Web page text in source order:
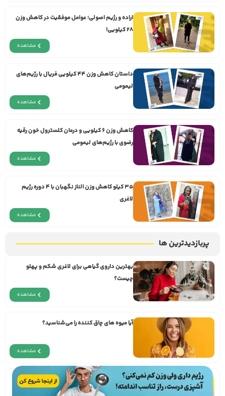
اراده و رژيم اصولی؛ عوامل موفقیت در کاهش وزن
۲۸ کیلویی!
مشاهده
داستان کاهش وزن ۴۴ کیلویی فریال با رژیم‌های
لیمومی
مشاهده
کاهش وزن ۶ کیلویی و درمان کلسترول خون رقیه
رضوی با رژیم‌های لیمومی
مشاهده
۳۵ کیلو کاهش وزن الناز نگهبان با ۴ دوره رژیم
لاغری
مشاهده
پربازدیدترین ها
بهترین داروی گیاهی برای لاغری شکم و پهلو
چیست؟
مشاهده
آیا میوه های چاق کننده را می‌شناسید؟
مشاهده
11 میوه‌ بدون قند، کم قند و رژیمی را بشناسید